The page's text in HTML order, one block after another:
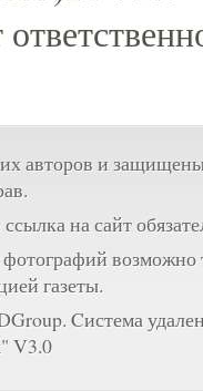
авторов и
на сайт
возможно
газеты.
Cистема
V3.0